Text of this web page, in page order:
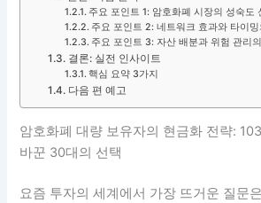
주요 포인트 1: 암호화폐 시장의 성숙도
주요 포인트 2: 네트워크 효과와 타이밍
주요 포인트 3: 자산 배분과 위험 관리
결론: 실전 인사이트
핵심 요약 3가지
다음 편 예고
암호화폐 대량 보유자의 현금화 전략:
바꾼 30대의 선택
요즘 투자의 세계에서 가장 뜨거운 질문은